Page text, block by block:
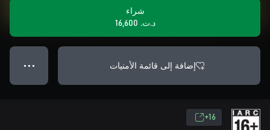
شراء
د.ت.‏ 16,600
إضافة إلى قائمة الأمنيات ● ● ●
16+